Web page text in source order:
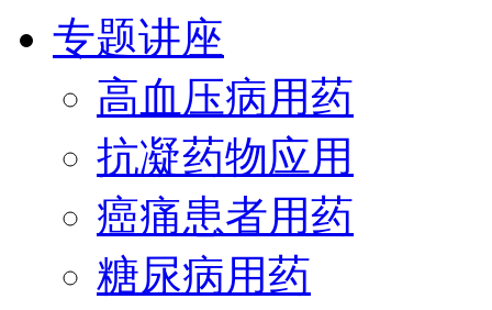
专题讲座
高血压病用药
抗凝药物应用
癌痛患者用药
糖尿病用药